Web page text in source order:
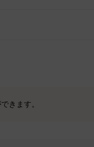
きます。